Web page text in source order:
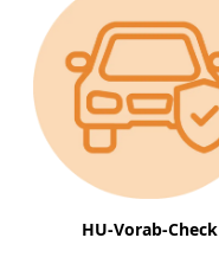
HU-Vorab-Check